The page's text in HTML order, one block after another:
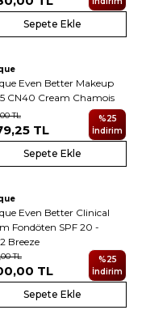
Sepete Ekle
Even Better Makeup
CN40 Cream Chamois
TL
TL
%25
İndirim
Sepete Ekle
Even Better Clinical
Fondöten SPF 20 -
Breeze
TL
TL
%25
İndirim
Sepete Ekle